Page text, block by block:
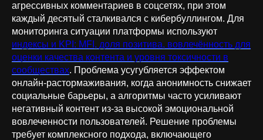
агрессивных комментариев в соцсетях, при этом
каждый десятый сталкивался с кибербуллингом. Для
мониторинга ситуации платформы используют
индексы и KPI: MFI, доля позитива, вовлечённость для
оценки качества контента и уровня токсичности в
сообществах. Проблема усугубляется эффектом
онлайн-растормаживания, когда анонимность снижает
социальные барьеры, а алгоритмы часто усиливают
негативный контент из-за высокой эмоциональной
вовлеченности пользователей. Решение проблемы
требует комплексного подхода, включающего